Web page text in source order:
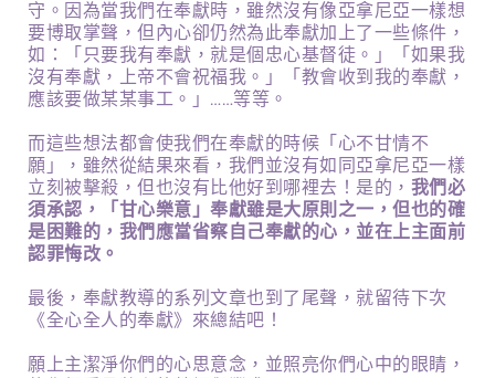
守。因為當我們在奉獻時，雖然沒有像亞拿尼亞一樣想
要博取掌聲，但內心卻仍然為此奉獻加上了一些條件，
如：「只要我有奉獻，就是個忠心基督徒。」「如果我
沒有奉獻，上帝不會祝福我。」「教會收到我的奉獻，
應該要做某某事工。」……等等。
而這些想法都會使我們在奉獻的時候「心不甘情不
願」，雖然從結果來看，我們並沒有如同亞拿尼亞一樣
立刻被擊殺，但也沒有比他好到哪裡去！是的， 我們必
須承認，「甘心樂意」奉獻雖是大原則之一，但也的確
是困難的，我們應當省察自己奉獻的心，並在上主面前
認罪悔改。
最後，奉獻教導的系列文章也到了尾聲，就留待下次
《全心全人的奉獻》來總結吧！
願上主潔淨你們的心思意念，並照亮你們心中的眼睛，